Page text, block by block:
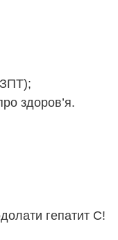
здоров’я.
гепатит С!